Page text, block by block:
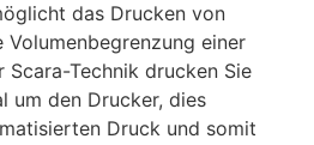
das Drucken von
einer
Scara-Technik drucken Sie
um den Drucker, dies
Druck und somit